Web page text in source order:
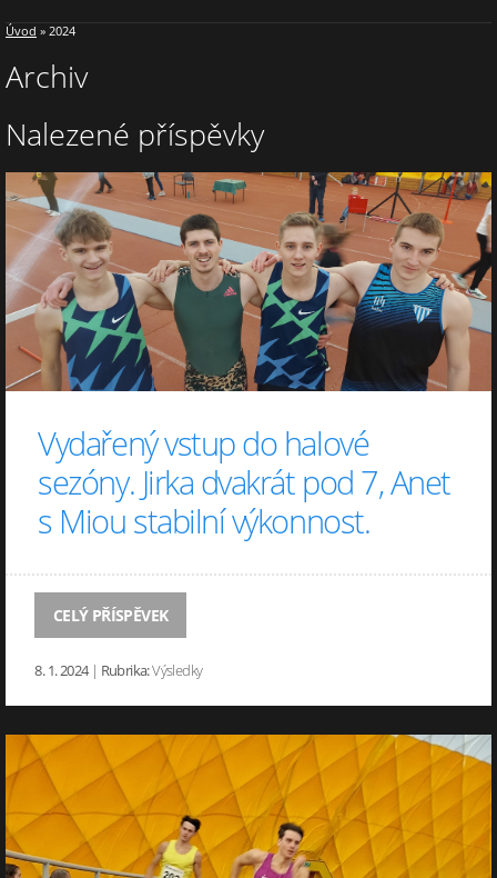
Úvod » 2024
Archiv
Nalezené příspěvky
Vydařený vstup do halové
sezóny. Jirka dvakrát pod 7, Anet
s Miou stabilní výkonnost.
CELÝ PŘÍSPĚVEK
8. 1. 2024 | Rubrika:Výsledky